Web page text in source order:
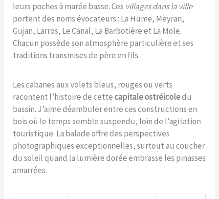
leurs poches à marée basse. Ces villages dans la ville
portent des noms évocateurs : La Hume, Meyran,
Gujan, Larros, Le Canal, La Barbotière et La Mole.
Chacun possède son atmosphère particulière et ses
traditions transmises de père en fils.
Les cabanes aux volets bleus, rouges ou verts
racontent l’histoire de cettecapitale ostréicoledu
bassin. J’aime déambuler entre ces constructions en
bois où le temps semble suspendu, loin de l’agitation
touristique. La balade offre des perspectives
photographiques exceptionnelles, surtout au coucher
du soleil quand la lumière dorée embrasse les pinasses
amarrées.